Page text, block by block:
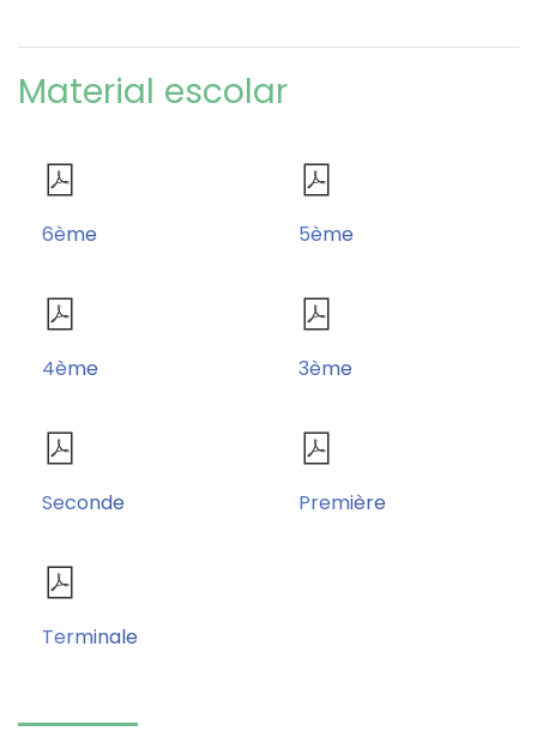
Material escolar
6ème 5ème
4ème 3ème
Seconde Première
Terminale